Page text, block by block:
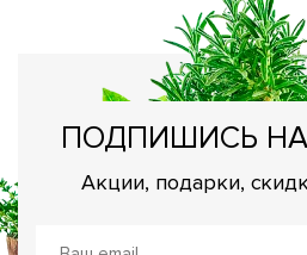
ПОДПИШИСЬ
Акции, подарки,